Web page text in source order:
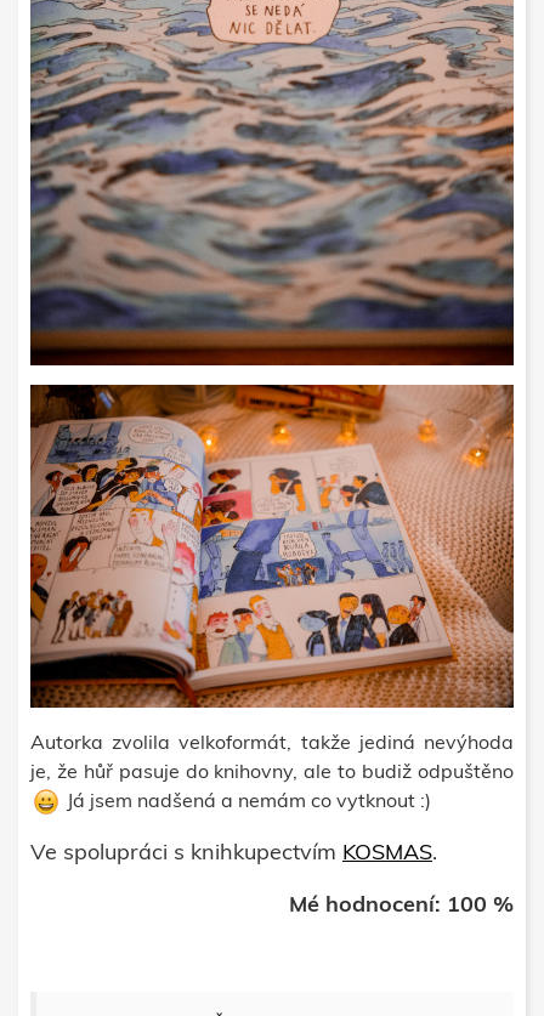
Autorka zvolila velkoformát, takže jediná nevýhoda
je, že hůř pasuje do knihovny, ale to budiž odpuštěno
Já jsem nadšená a nemám co vytknout :)
Ve spolupráci s knihkupectvím KOSMAS.
Mé hodnocení: 100 %